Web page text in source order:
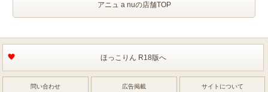
アニュ a nuの店舗TOP
ほっこりん R18版へ
問い合わせ 広告掲載 サイトについて